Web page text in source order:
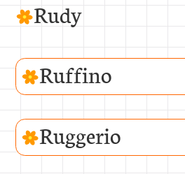
Rudy
Ruffino
Ruggerio